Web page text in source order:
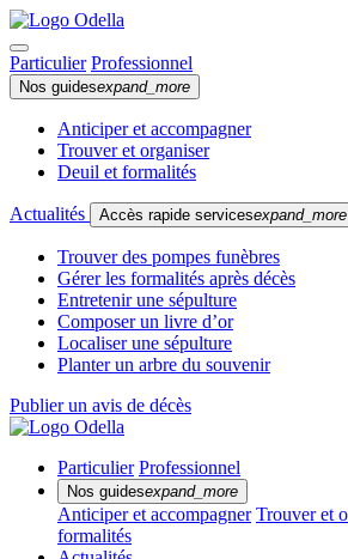
Particulier Professionnel
Nos guidesexpand_more
Anticiper et accompagner
Trouver et organiser
Deuil et formalités
Actualités Accès rapide servicesexpand_more
Trouver des pompes funèbres
Gérer les formalités après décès
Entretenir une sépulture
Composer un livre d’or
Localiser une sépulture
Planter un arbre du souvenir
Publier un avis de décès
Particulier Professionnel
Nos guidesexpand_more
Anticiper et accompagner Trouver et
formalités